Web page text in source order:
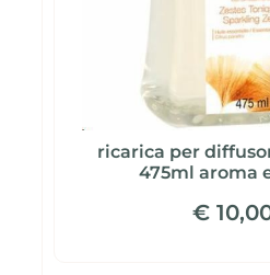
ricarica per
475ml aroma
€